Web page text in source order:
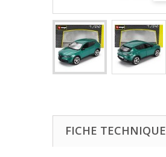
FICHE TECHNIQUE